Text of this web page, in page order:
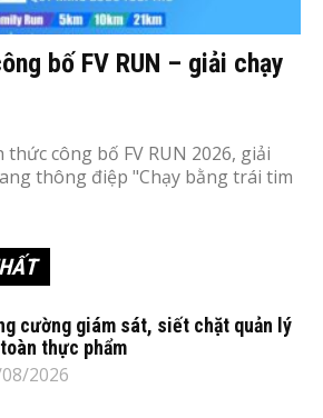
bố FV RUN – giải chạy
thức công bố FV RUN 2026, giải
thông điệp "Chạy bằng trái tim
cường giám sát, siết chặt quản lý
thực phẩm
2026